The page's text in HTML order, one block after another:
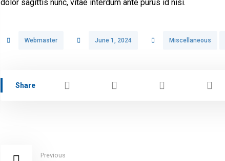
dolor sagittis nunc, vitae interdum ante purus id nisi.
Webmaster June 1, 2024 Miscellaneous
Previous